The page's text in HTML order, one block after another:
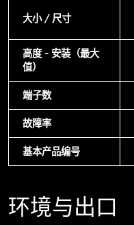
大小 / 尺寸
高度 - 安装（最大
值）
端子数
故障率
基本产品编号
环境与出口